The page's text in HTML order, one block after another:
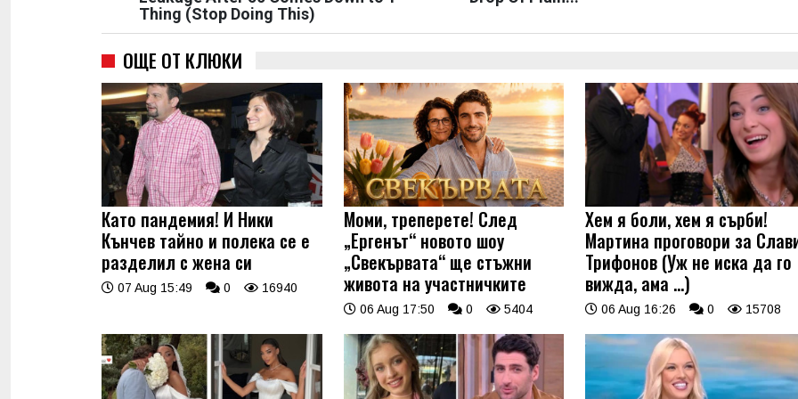
Thing (Stop Doing This)
ОЩЕ ОТ КЛЮКИ
Като пандемия! И Ники
Кънчев тайно и полека се е
разделил с жена си
07 Aug 15:49 0 16940
Моми, треперете! След
„Ергенът“ новото шоу
„Свекървата“ ще стъжни
живота на участничките
06 Aug 17:50 0 5404
Хем я боли, хем я сърби!
Мартина проговори за
Трифонов (Уж не иска да го
вижда, ама …)
06 Aug 16:26 0 15708